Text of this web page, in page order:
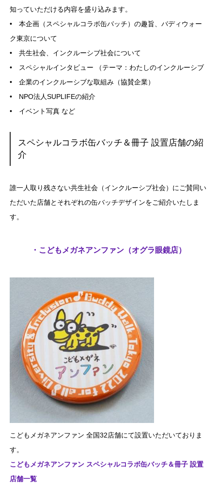
知っていただける内容を盛り込みます。
• 本企画（スペシャルコラボ缶バッチ）の趣旨、バディウォー
ク東京について
• 共生社会、インクルーシブ社会について
• スペシャルインタビュー （テーマ：わたしのインクルーシブ
• 企業のインクルーシブな取組み（協賛企業）
• NPO法人SUPLIFEの紹介
• イベント写真 など
スペシャルコラボ缶バッチ＆冊子 設置店舗の紹
介
誰一人取り残さない共生社会（インクルーシブ社会）にご賛同い
ただいた店舗とそれぞれの缶バッチデザインをご紹介いたしま
す。
・こどもメガネアンファン（オグラ眼鏡店）
こどもメガネアンファン 全国32店舗にて設置いただいておりま
す。
こどもメガネアンファン スペシャルコラボ缶バッチ＆冊子 設置
店舗一覧